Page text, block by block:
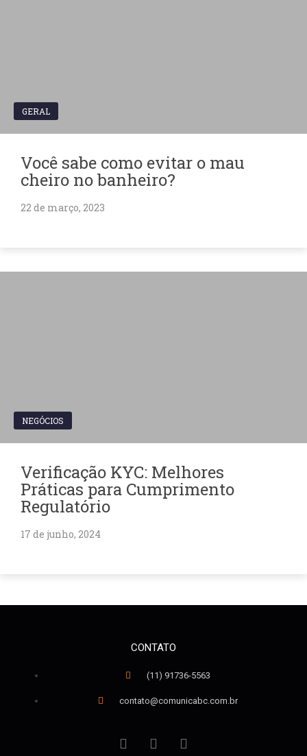
GERAL
Você sabe como evitar o mau
cheiro no banheiro?
22 de março, 2023
NEGÓCIOS
Verificação KYC: Melhores
Práticas para Cumprimento
Regulatório
17 de junho, 2024
CONTATO
(11) 91736-5563
contato@comunicabc.com.br